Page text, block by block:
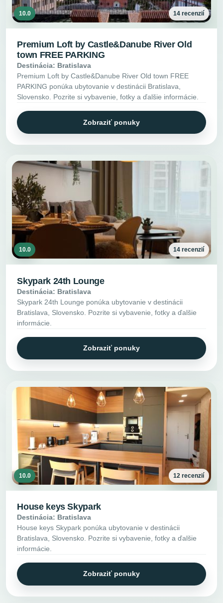
10.0 14 recenzií
Premium Loft by Castle&Danube River Old
town FREE PARKING
Destinácia: Bratislava
Premium Loft by Castle&Danube River Old town FREE
PARKING ponúka ubytovanie v destinácii Bratislava,
Slovensko. Pozrite si vybavenie, fotky a ďalšie informácie.
Zobraziť ponuky
10.0 14 recenzií
Skypark 24th Lounge
Destinácia: Bratislava
Skypark 24th Lounge ponúka ubytovanie v destinácii
Bratislava, Slovensko. Pozrite si vybavenie, fotky a ďalšie
informácie.
Zobraziť ponuky
10.0 12 recenzií
House keys Skypark
Destinácia: Bratislava
House keys Skypark ponúka ubytovanie v destinácii
Bratislava, Slovensko. Pozrite si vybavenie, fotky a ďalšie
informácie.
Zobraziť ponuky